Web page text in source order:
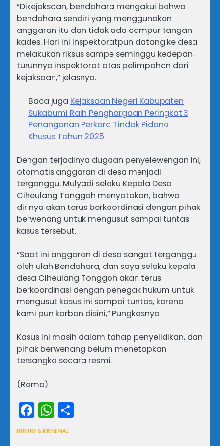
“Dikejaksaan, bendahara mengakui bahwa
bendahara sendiri yang menggunakan
anggaran itu dan tidak ada campur tangan
kades. Hari ini Inspektoratpun datang ke desa
melakukan riksus sampe seminggu kedepan,
turunnya inspektorat atas pelimpahan dari
kejaksaan,” jelasnya.
Baca juga Kejaksaan Negeri Kabupaten
Sukabumi Raih Penghargaan Peringkat 3
Penanganan Perkara Tindak Pidana
Khusus Tahun 2025
Dengan terjadinya dugaan penyelewengan ini,
otomatis anggaran di desa menjadi
terganggu. Mulyadi selaku Kepala Desa
Ciheulang Tonggoh menyatakan, bahwa
dirinya akan terus berkoordinasi dengan pihak
berwenang untuk mengusut sampai tuntas
kasus tersebut.
“Saat ini anggaran di desa sangat terganggu
oleh ulah Bendahara, dan saya selaku kepala
desa Ciheulang Tonggoh akan terus
berkoordinasi dengan penegak hukum untuk
mengusut kasus ini sampai tuntas, karena
kami pun korban disini,” Pungkasnya
Kasus ini masih dalam tahap penyelidikan, dan
pihak berwenang belum menetapkan
tersangka secara resmi.
(Rama)
Facebook
WhatsApp
HUKUM & KRIMINAL